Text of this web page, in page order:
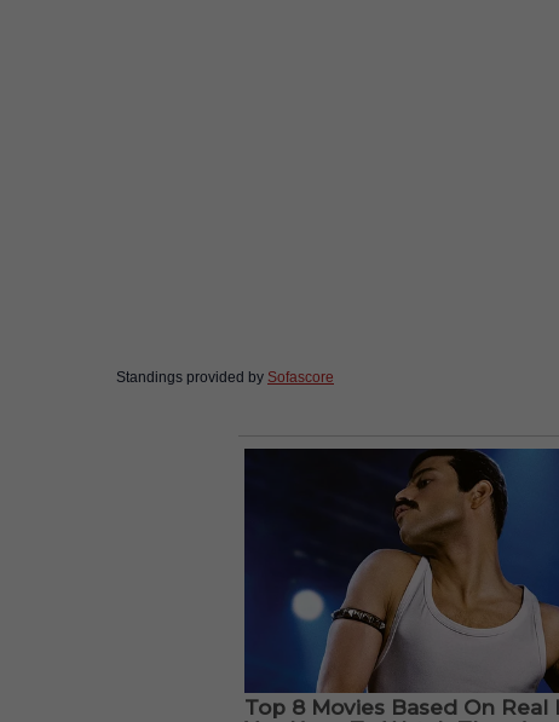
Standings provided by Sofascore